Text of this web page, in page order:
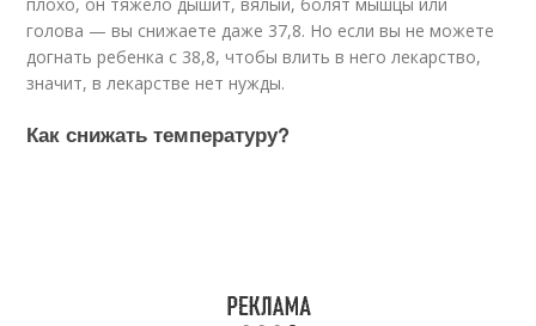
голова — вы снижаете даже 37,8. Но если вы не можете
догнать ребенка с 38,8, чтобы влить в него лекарство,
значит, в лекарстве нет нужды.
Как снижать температуру?